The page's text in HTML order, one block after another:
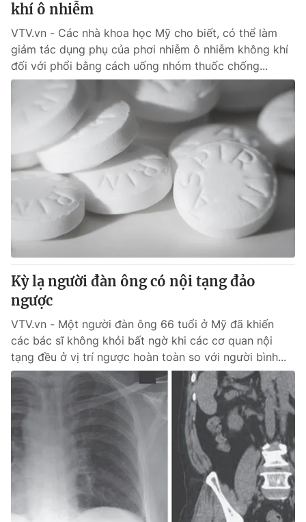
khí ô nhiễm
VTV.vn - Các nhà khoa học Mỹ cho biết, có thể làm
giảm tác dụng phụ của phơi nhiễm ô nhiễm không khí
đối với phổi bằng cách uống nhóm thuốc chống...
Kỳ lạ người đàn ông có nội tạng đảo
ngược
VTV.vn - Một người đàn ông 66 tuổi ở Mỹ đã khiến
các bác sĩ không khỏi bất ngờ khi các cơ quan nội
tạng đều ở vị trí ngược hoàn toàn so với người bình...